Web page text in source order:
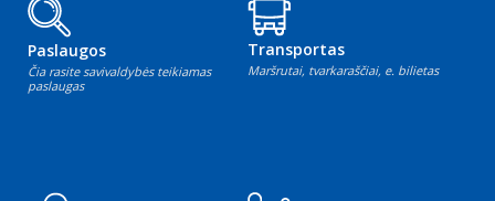
Paslaugos
Čia rasite savivaldybės teikiamas
paslaugas
Transportas
Maršrutai, tvarkaraščiai, e. bilietas